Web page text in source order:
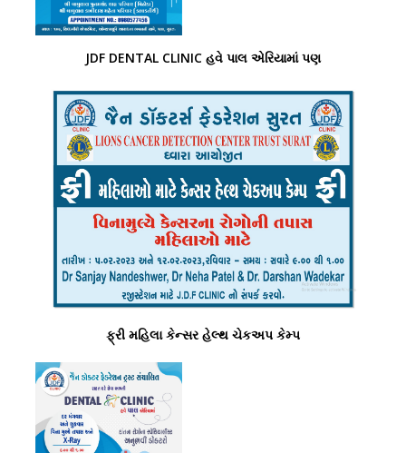
JDF DENTAL CLINIC હવે પાલ એરિયામાં પણ
ફ્રી મહિલા કેન્સર હેલ્થ ચેકઅપ કેમ્પ